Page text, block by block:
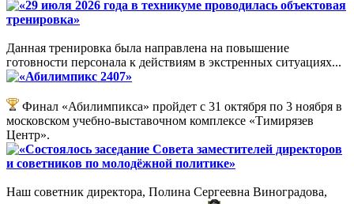
«29 июля 2026 года в техникуме проводилась объектовая
тренировка»
Данная тренировка была направлена на повышение
готовности персонала к действиям в экстренных ситуациях...
«Абилимпикс 2407»
Финал «Абилимпикса» пройдет с 31 октября по 3 ноября в
московском учебно-выставочном комплексе «Тимирязев
Центр».
«Состоялось заседание Совета заместителей директоров
и советников по молодёжной политике»
Наш советник директора, Полина Сергеевна Виноградова,